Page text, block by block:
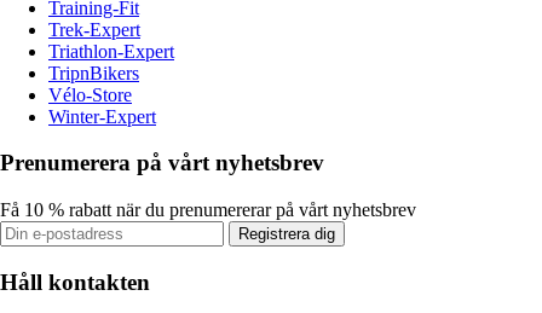
Training-Fit
Trek-Expert
Triathlon-Expert
TripnBikers
Vélo-Store
Winter-Expert
Prenumerera på vårt nyhetsbrev
Få 10 % rabatt när du prenumererar på vårt nyhetsbrev
Registrera dig
Håll kontakten